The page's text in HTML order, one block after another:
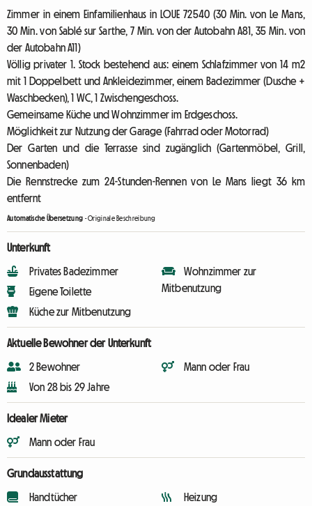
Zimmer in einem Einfamilienhaus in LOUE 72540 (30 Min. von Le Mans,
30 Min. von Sablé sur Sarthe, 7 Min. von der Autobahn A81, 35 Min. von
der Autobahn A11)
Völlig privater 1. Stock bestehend aus: einem Schlafzimmer von 14 m2
mit 1 Doppelbett und Ankleidezimmer, einem Badezimmer (Dusche +
Waschbecken), 1 WC, 1 Zwischengeschoss.
Gemeinsame Küche und Wohnzimmer im Erdgeschoss.
Möglichkeit zur Nutzung der Garage (Fahrrad oder Motorrad)
Der Garten und die Terrasse sind zugänglich (Gartenmöbel, Grill,
Sonnenbaden)
Die Rennstrecke zum 24-Stunden-Rennen von Le Mans liegt 36 km
entfernt
Automatische Übersetzung -Originale Beschreibung
Unterkunft
Privates Badezimmer
Eigene Toilette
Küche zur Mitbenutzung
Wohnzimmer zur
Mitbenutzung
Aktuelle Bewohner der Unterkunft
2 Bewohner
Von 28 bis 29 Jahre
Mann oder Frau
Idealer Mieter
Mann oder Frau
Grundausstattung
Handtücher
Heizung